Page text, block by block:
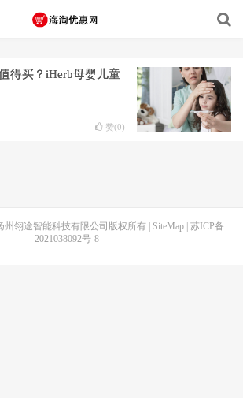
得买？iHerb母婴儿童
赞(0)
州翎途智能科技有限公司版权所有 | SiteMap| 苏ICP备
2021038092号-8